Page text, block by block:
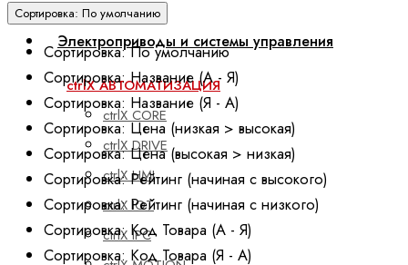
Электроприводы и системы управления
ctrlX АВТОМАТИЗАЦИЯ
ctrlX CORE
ctrlX DRIVE
ctrlX HMI
ctrlX IOT
ctrlX IPC
Сортировка: По умолчанию
Сортировка: По умолчанию
Сортировка: Название (А - Я)
Сортировка: Название (Я - А)
Сортировка: Цена (низкая > высокая)
Сортировка: Цена (высокая > низкая)
Сортировка: Рейтинг (начиная с высокого)
Сортировка: Рейтинг (начиная с низкого)
Сортировка: Код Товара (А - Я)
Сортировка: Код Товара (Я - А)